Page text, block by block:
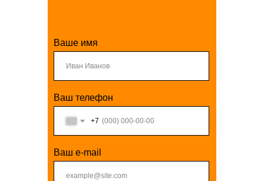
Ваше имя
Ваш телефон
+7
Ваш e-mail